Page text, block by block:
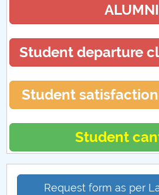
ALUMNI
Student departure
Student
Student
Request form as per